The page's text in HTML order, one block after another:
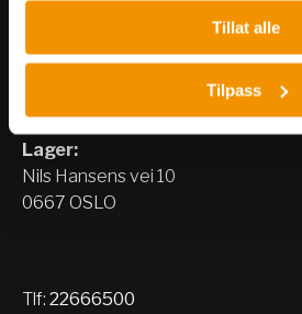
Tillat alle
Tilpass
Besøksadresse:
0667 OSLO
Lager:
Nils Hansens vei 10
0667 OSLO
Tlf: 22666500